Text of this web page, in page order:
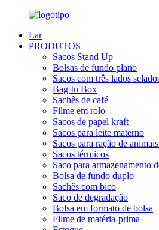
Lar
PRODUTOS
Sacos Stand Up
Bolsas de fundo plano
Sacos com três lados
Bag In Box
Sachês de café
Filme em rolo
Sacos de papel kraft
Sacos para leite materno
Sacos para ração de
Sacos térmicos
Saco para armazenamento
Bolsa de fundo duplo
Sachês com bico
Saco de degradação
Bolsa em formato de bolsa
Filme de matéria-prima